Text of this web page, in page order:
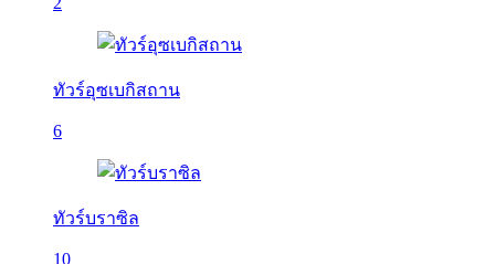
ทัวร์อุซเบกิสถาน
6
ทัวร์บราซิล
10